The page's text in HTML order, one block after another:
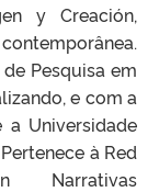
y Creación,
Pesquisa em
e com a
a Universidade
à Red
Narrativas